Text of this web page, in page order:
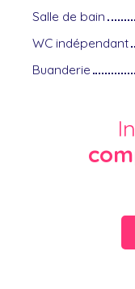
Salle de bain
WC indépendant
Buanderie